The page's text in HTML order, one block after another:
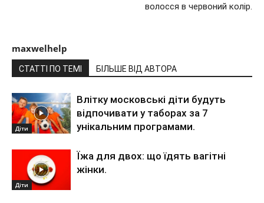
волосся в червоний колір.
maxwelhelp
СТАТТІ ПО ТЕМІ БІЛЬШЕ ВІД АВТОРА
Діти
Влітку московські діти будуть
відпочивати у таборах за 7
унікальним програмами.
Діти
Їжа для двох: що їдять вагітні
жінки.